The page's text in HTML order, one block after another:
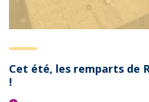
Cet été, les remparts de
!